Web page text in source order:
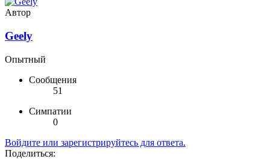
Автор
Geely
Опытный
Сообщения
51
Симпатии
0
Войдите или зарегистрируйтесь для ответа.
Поделиться: